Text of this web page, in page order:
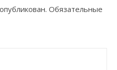
Обязательные